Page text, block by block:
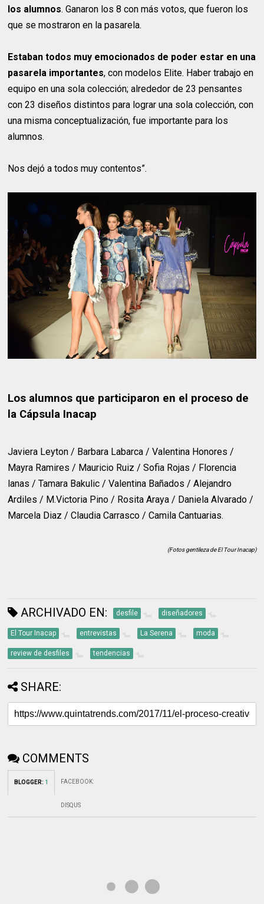
los alumnos. Ganaron los 8 con más votos, que fueron los
que se mostraron en la pasarela.
Estaban todos muy emocionados de poder estar en una
pasarela importantes, con modelos Elite. Haber trabajo en
equipo en una sola colección; alrededor de 23 pensantes
con 23 diseños distintos para lograr una sola colección, con
una misma conceptualización, fue importante para los
alumnos.
Nos dejó a todos muy contentos”.
Los alumnos que participaron en el proceso de
la Cápsula Inacap
Javiera Leyton / Barbara Labarca / Valentina Honores /
Mayra Ramires / Mauricio Ruiz / Sofia Rojas / Florencia
lanas / Tamara Bakulic / Valentina Bañados / Alejandro
Ardiles / M.Victoria Pino / Rosita Araya / Daniela Alvarado /
Marcela Diaz / Claudia Carrasco / Camila Cantuarias.
(Fotos gentileza de El Tour Inacap)
ARCHIVADO EN: desfile diseñadores
El Tour Inacap entrevistas La Serena moda
review de desfiles tendencias
SHARE:
COMMENTS
BLOGGER: 1 FACEBOOK:
DISQUS